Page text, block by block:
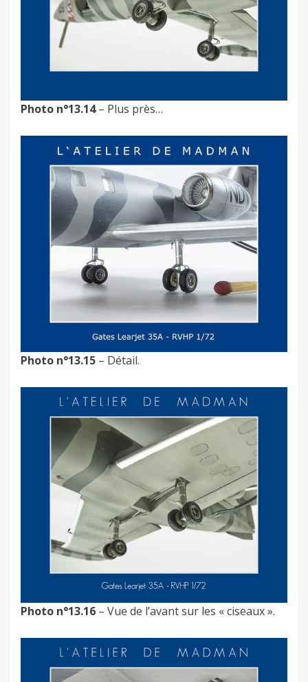
Photo n°13.14– Plus près…
Photo n°13.15 – Détail.
Photo n°13.16 – Vue de l’avant sur les « ciseaux ».